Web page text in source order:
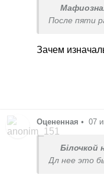
После пяти
Зачем
Оцененная • 07
Білочкой
Дл нее это